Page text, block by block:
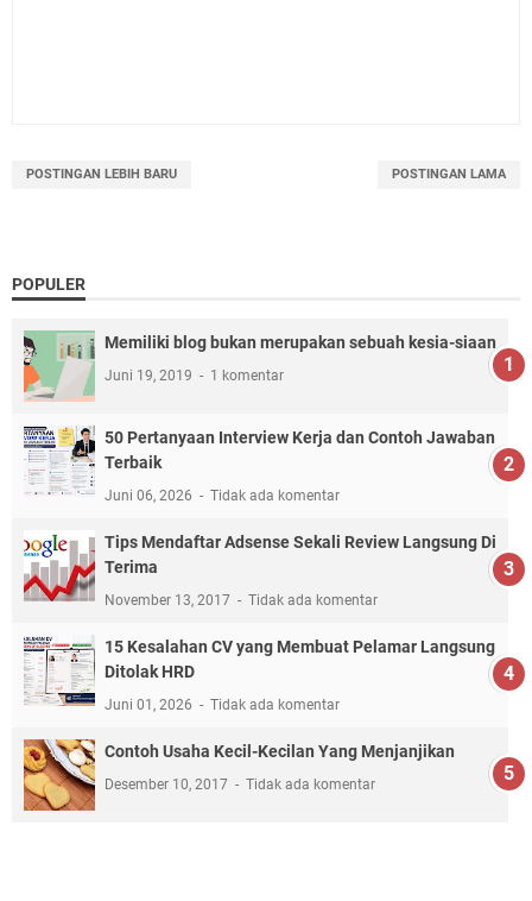
POSTINGAN LEBIH BARU POSTINGAN LAMA
POPULER
Memiliki blog bukan merupakan sebuah kesia-siaan
Juni 19, 2019 1 komentar
50 Pertanyaan Interview Kerja dan Contoh Jawaban
Terbaik
Juni 06, 2026 Tidak ada komentar
Tips Mendaftar Adsense Sekali Review Langsung Di
Terima
November 13, 2017 Tidak ada komentar
15 Kesalahan CV yang Membuat Pelamar Langsung
Ditolak HRD
Juni 01, 2026 Tidak ada komentar
Contoh Usaha Kecil-Kecilan Yang Menjanjikan
Desember 10, 2017 Tidak ada komentar